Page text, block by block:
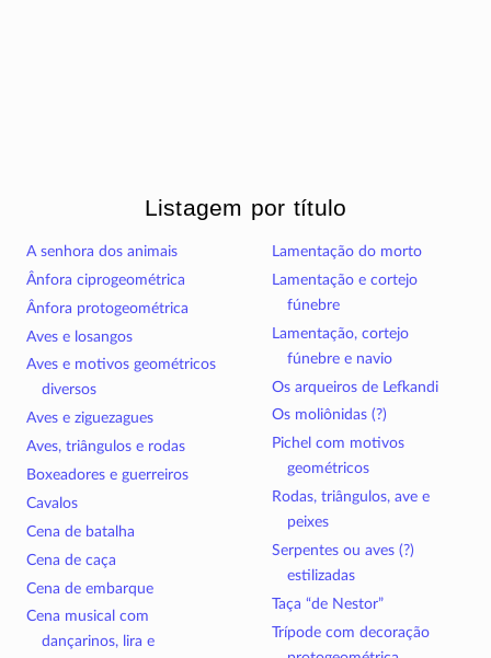
Listagem por título
A senhora dos animais
Ânfora ciprogeométrica
Ânfora protogeométrica
Aves e losangos
Aves e motivos geométricos
diversos
Aves e ziguezagues
Aves, triângulos e rodas
Boxeadores e guerreiros
Cavalos
Cena de batalha
Cena de caça
Cena de embarque
Cena musical com
dançarinos, lira e
Lamentação do morto
Lamentação e cortejo
fúnebre
Lamentação, cortejo
fúnebre e navio
Os arqueiros de Lefkandi
Os moliônidas (?)
Pichel com motivos
geométricos
Rodas, triângulos, ave e
peixes
Serpentes ou aves (?)
estilizadas
Taça “de Nestor”
Trípode com decoração